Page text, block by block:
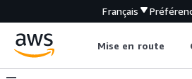
Français
Mise en route